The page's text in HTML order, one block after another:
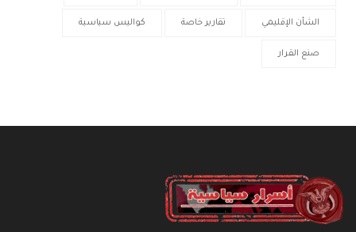
الشأن الإقليمي تقارير خاصة كواليس سياسية
صنع القرار